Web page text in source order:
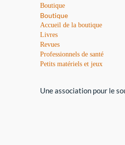
Boutique
Boutique
Accueil de la boutique
Livres
Revues
Professionnels de santé
Petits matériels et jeux
Une association pour le